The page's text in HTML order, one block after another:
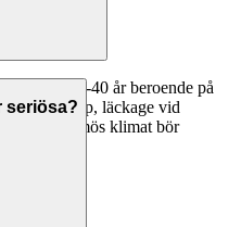
20-40 år beroende på
rostangrepp, läckage vid
I Malmös klimat bör
seriösa?